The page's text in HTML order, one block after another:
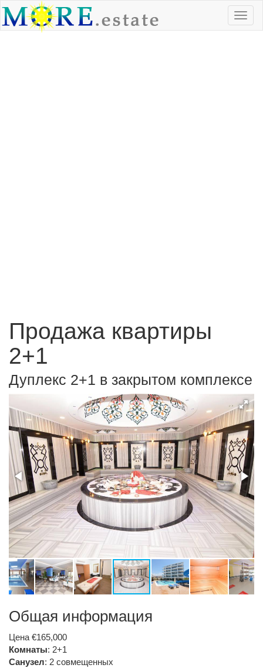
Продажа квартиры
2+1
Дуплекс 2+1 в закрытом комплексе
Общая информация
Цена €165,000
Комнаты: 2+1
Санузел: 2 совмещенных